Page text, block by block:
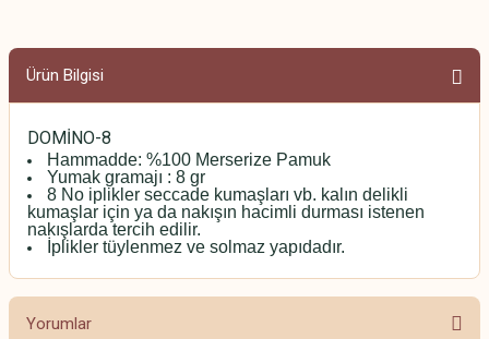
Ürün Bilgisi
DOMİNO-8
Hammadde: %100 Merserize Pamuk
Yumak gramajı : 8 gr
8 No iplikler seccade kumaşları vb. kalın delikli
kumaşlar için ya da nakışın hacimli durması istenen
nakışlarda tercih edilir.
İplikler tüylenmez ve solmaz yapıdadır.
Yorumlar